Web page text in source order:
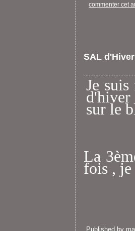
commenter cet
SAL
Je
d'hiver
sur le
La
fois ,
Published by